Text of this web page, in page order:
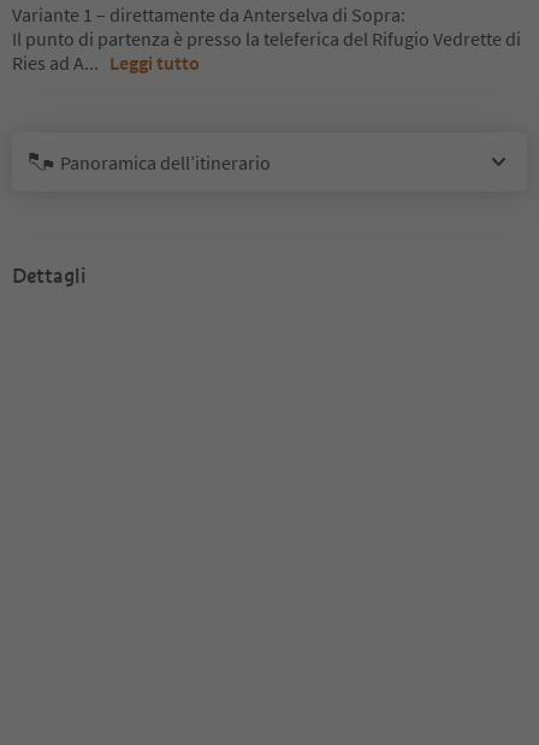
Variante 1 – direttamente da Anterselva di Sopra:
Il punto di partenza è presso la teleferica del Rifugio Vedrette di
Ries ad A... Leggi tutto
Panoramica dell’itinerario
Dettagli